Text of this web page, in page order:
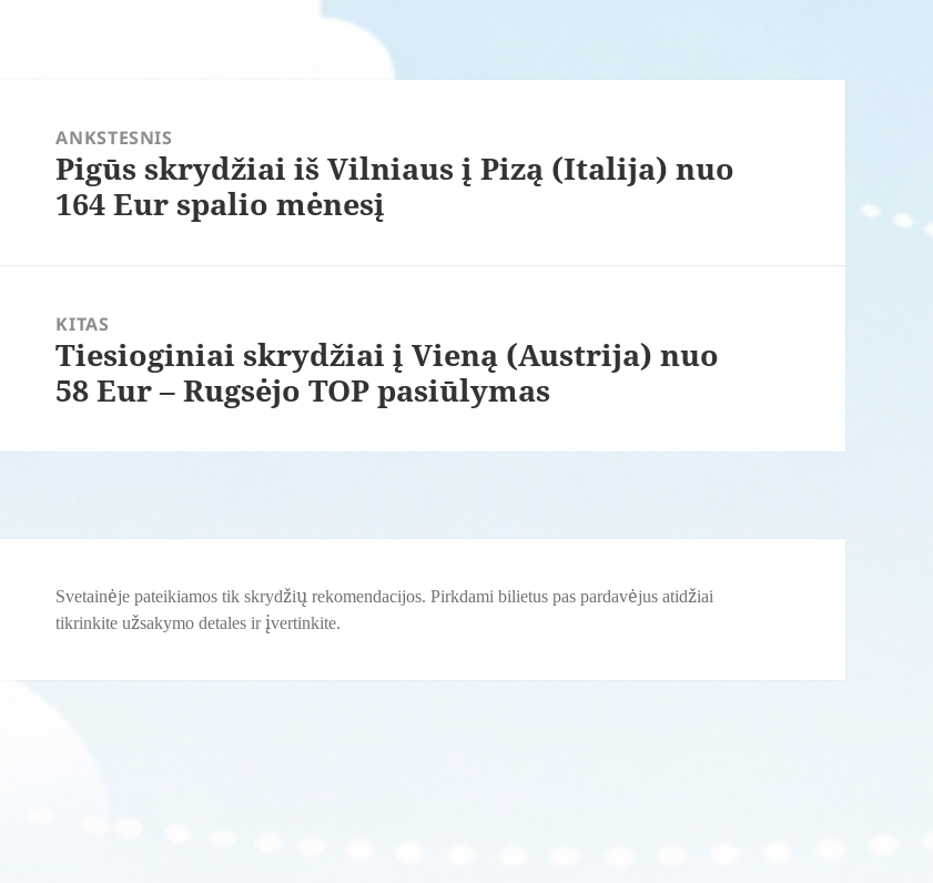
ANKSTESNIS
Ankstesnis
įrašas:
Pigūs skrydžiai iš Vilniaus į Pizą (Italija) nuo
164 Eur spalio mėnesį
KITAS
Paskesnis
įrašas:
Tiesioginiai skrydžiai į Vieną (Austrija) nuo
58 Eur – Rugsėjo TOP pasiūlymas
Svetainėje pateikiamos tik skrydžių rekomendacijos. Pirkdami bilietus pas pardavėjus atidžiai
tikrinkite užsakymo detales ir įvertinkite.